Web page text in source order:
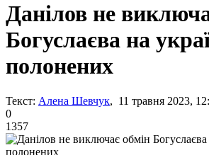
Данілов не
Богуслаєва на
полонених
Текст: Алена Шевчук, 11 травня 2023,
0
1357